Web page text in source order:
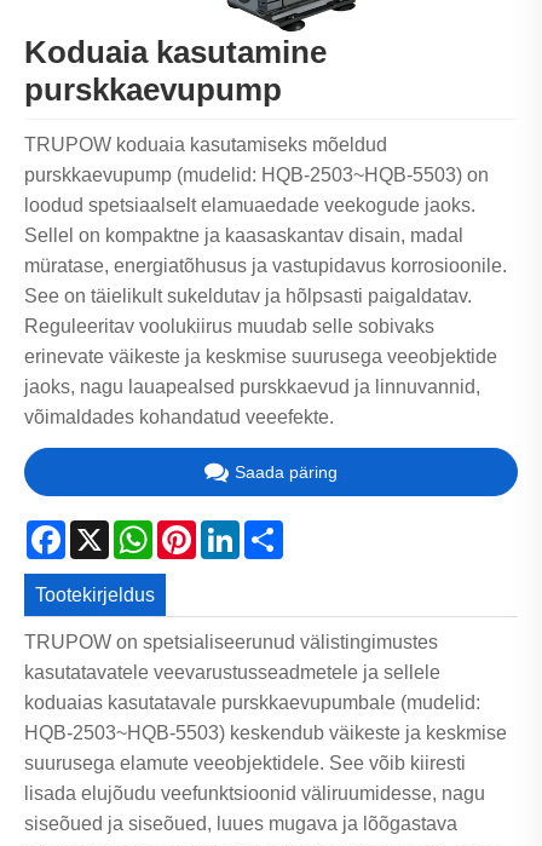
Koduaia kasutamine
purskkaevupump
TRUPOW koduaia kasutamiseks mõeldud
purskkaevupump (mudelid: HQB-2503~HQB-5503) on
loodud spetsiaalselt elamuaedade veekogude jaoks.
Sellel on kompaktne ja kaasaskantav disain, madal
müratase, energiatõhusus ja vastupidavus korrosioonile.
See on täielikult sukeldutav ja hõlpsasti paigaldatav.
Reguleeritav voolukiirus muudab selle sobivaks
erinevate väikeste ja keskmise suurusega veeobjektide
jaoks, nagu lauapealsed purskkaevud ja linnuvannid,
võimaldades kohandatud veeefekte.
Saada päring
Facebook
X WhatsApp
PinterestLinkedIn
Tootekirjeldus
TRUPOW on spetsialiseerunud välistingimustes
kasutatavatele veevarustusseadmetele ja sellele
koduaias kasutatavale purskkaevupumbale (mudelid:
HQB-2503~HQB-5503) keskendub väikeste ja keskmise
suurusega elamute veeobjektidele. See võib kiiresti
lisada elujõudu veefunktsioonid väliruumidesse, nagu
siseõued ja siseõued, luues mugava ja lõõgastava